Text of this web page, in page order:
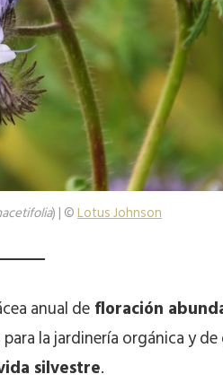
) | ©Lotus Johnson
anual defloración
la jardinería orgánica y
silvestre.